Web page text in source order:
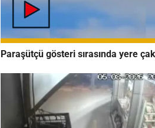
Paraşütçü gösteri sırasında yere